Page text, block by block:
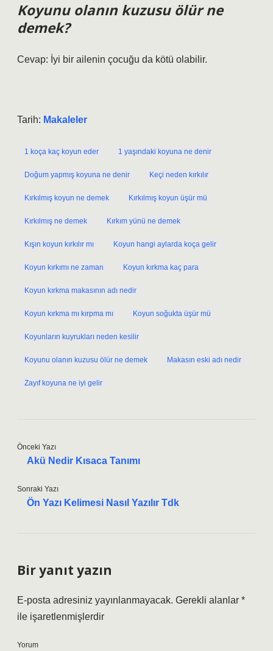
Koyunu olanın kuzusu ölür ne
demek?
Cevap: İyi bir ailenin çocuğu da kötü olabilir.
Tarih: Makaleler
1 koça kaç koyun eder 1 yaşındaki koyuna ne denir
Doğum yapmış koyuna ne denir Keçi neden kırkılır
Kırkılmış koyun ne demek Kırkılmış koyun üşür mü
Kırkılmış ne demek Kırkım yünü ne demek
Kışın koyun kırkılır mı Koyun hangi aylarda koça gelir
Koyun kırkımı ne zaman Koyun kırkma kaç para
Koyun kırkma makasının adı nedir
Koyun kırkma mı kırpma mı Koyun soğukta üşür mü
Koyunların kuyrukları neden kesilir
Koyunu olanın kuzusu ölür ne demek Makasın eski adı nedir
Zayıf koyuna ne iyi gelir
Önceki Yazı
Akü Nedir Kısaca Tanımı
Sonraki Yazı
Ön Yazı Kelimesi Nasıl Yazılır Tdk
Bir yanıt yazın
E-posta adresiniz yayınlanmayacak. Gerekli alanlar *
ile işaretlenmişlerdir
Yorum